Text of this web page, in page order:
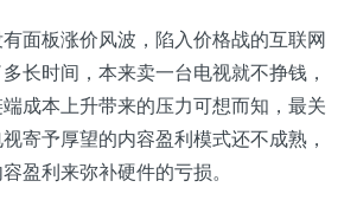
面板涨价风波，陷入价格战的互联网
长时间，本来卖一台电视就不挣钱，
成本上升带来的压力可想而知，最关
寄予厚望的内容盈利模式还不成熟，
盈利来弥补硬件的亏损。